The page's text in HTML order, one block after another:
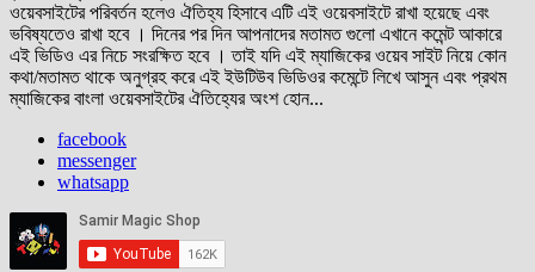
ওয়েবসাইটের পরিবর্তন হলেও ঐতিহ্য হিসাবে এটি এই ওয়েবসাইটে রাখা হয়েছে এবং
ভবিষ্যতেও রাখা হবে । দিনের পর দিন আপনাদের মতামত গুলো এখানে কমেন্ট আকারে
এই ভিডিও এর নিচে সংরক্ষিত হবে । তাই যদি এই ম্যাজিকের ওয়েব সাইট নিয়ে কোন
কথা/মতামত থাকে অনুগ্রহ করে এই ইউটিউব ভিডিওর কমেন্টে লিখে আসুন এবং প্রথম
ম্যাজিকের বাংলা ওয়েবসাইটের ঐতিহ্যের অংশ হোন...
facebook
messenger
whatsapp